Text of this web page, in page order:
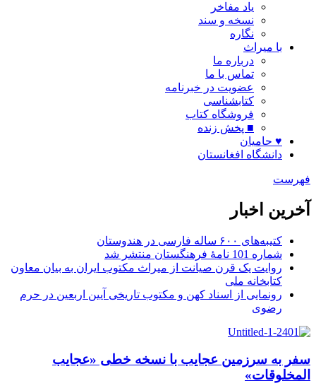
یاد مفاخر
نسخه و سند
نگاره
با میراث
درباره ما
تماس با ما
عضویت در خبرنامه
کتابشناسی
فروشگاه کتاب
■ پخش زنده
♥ حامیان
دانشگاه افغانستان
فهرست
آخرین اخبار
کتیبه‌های ۶۰۰ ساله فارسی در هندوستان
شماره 101 نامۀ فرهنگستان منتشر شد
روایت یک قرن صیانت از میراث مکتوب ایران به بیان معاون
کتابخانه ملی
رونمایی از اسناد کهن و مکتوب تاریخی آیین اربعین در حرم
رضوی
سفر به سرزمین عجایب با نسخه خطی «عجایب
المخلوقات»